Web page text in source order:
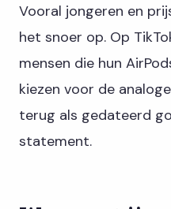
Vooral jongeren en
het snoer op. Op
mensen die hun
kiezen voor de
terug als gedateerd
statement.